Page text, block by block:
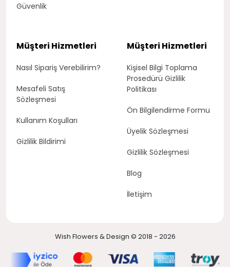
Güvenlik
Müşteri Hizmetleri
Nasıl Sipariş Verebilirim?
Mesafeli Satış
Sözleşmesi
Kullanım Koşulları
Gizlilik Bildirimi
Müşteri Hizmetleri
Kişisel Bilgi Toplama
Prosedürü Gizlilik
Politikası
Ön Bilgilendirme Formu
Üyelik Sözleşmesi
Gizlilik Sözleşmesi
Blog
İletişim
Wish Flowers & Design © 2018 - 2026